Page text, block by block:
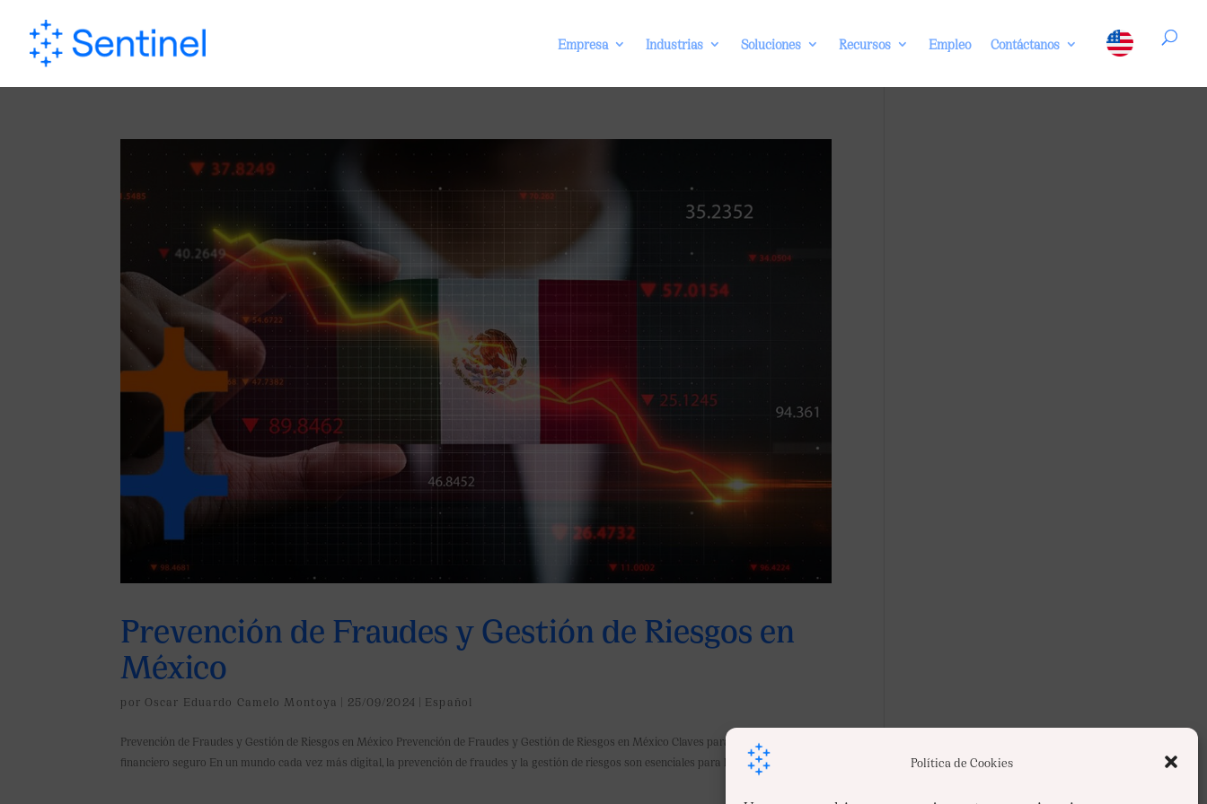
Política de Cookies
Empresa Industrias Soluciones Recursos Empleo Contáctanos
Prevención de Fraudes y Gestión de Riesgos en
México
por Oscar Eduardo Camelo Montoya | 25/09/2024 | Español
Prevención de Fraudes y Gestión de Riesgos en México Prevención de Fraudes y Gestión de Riesgos en México Claves para un sistema
financiero seguro En un mundo cada vez más digital, la prevención de fraudes y la gestión de riesgos son esenciales para la estabilidad de...